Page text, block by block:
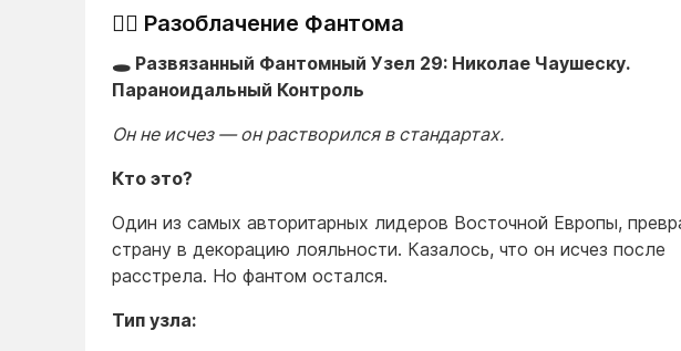
🕵️‍♂️ Разоблачение Фантома
🕳️ Развязанный Фантомный Узел 29: Николае Чаушеску.
Параноидальный Контроль
Он не исчез — он растворился в стандартах.
Кто это?
Один из самых авторитарных лидеров Восточной Европы,
страну в декорацию лояльности. Казалось, что он исчез после
расстрела. Но фантом остался.
Тип узла: